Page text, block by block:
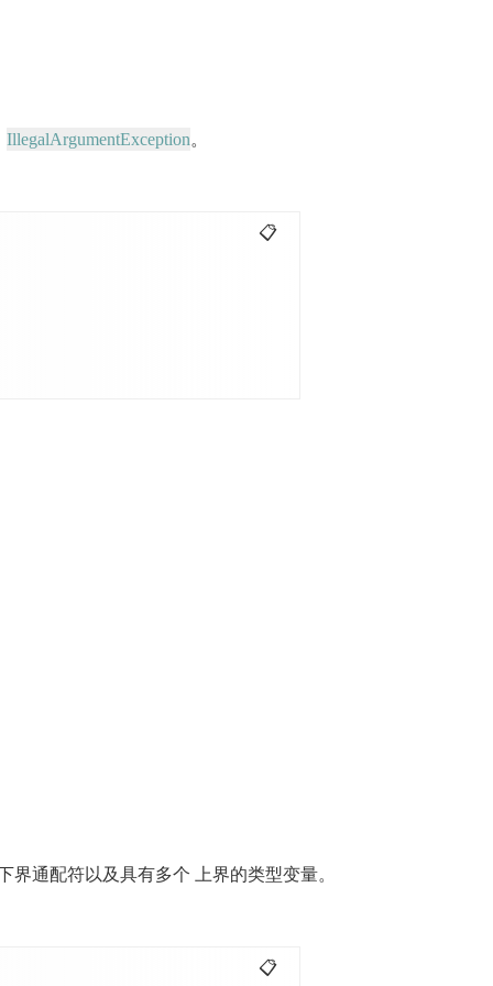
IllegalArgumentException。
📋
界通配符以及具有多个 上界的类型变量。
📋